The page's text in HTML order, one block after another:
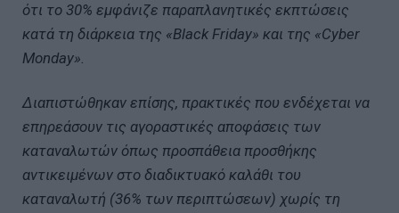
ότι το 30% εμφάνιζε παραπλανητικές εκπτώσεις
κατά τη διάρκεια της «Black Friday» και της «Cyber
Monday».
Διαπιστώθηκαν επίσης, πρακτικές που ενδέχεται να
επηρεάσουν τις αγοραστικές αποφάσεις των
καταναλωτών όπως προσπάθεια προσθήκης
αντικειμένων στο διαδικτυακό καλάθι του
καταναλωτή (36% των περιπτώσεων) χωρίς τη